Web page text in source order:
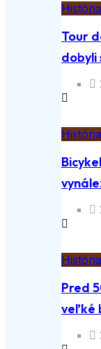
História
Tour
dobyli
História
História
Pred
veľké